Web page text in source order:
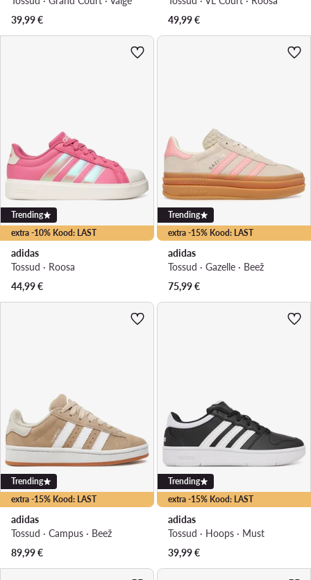
39,99€
49,99€
extra -10% Kood: LAST
Trending
adidas
Tossud · Roosa
44,99€
extra -15% Kood: LAST
Trending
adidas
Tossud · Gazelle · Beež
75,99€
extra -15% Kood: LAST
Trending
adidas
Tossud · Campus · Beež
89,99€
extra -15% Kood: LAST
Trending
adidas
Tossud · Hoops · Must
39,99€